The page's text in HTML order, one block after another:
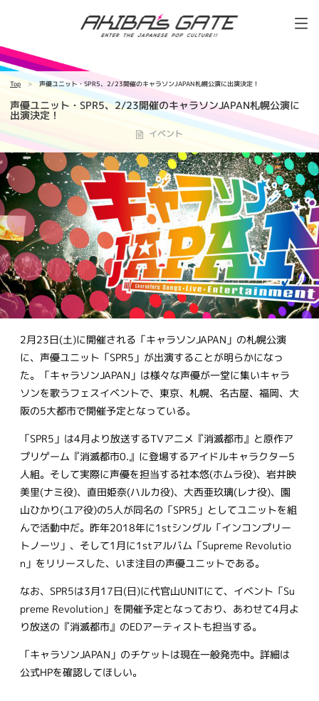
Top 声優ユニット・SPR5、2/23開催のキャラソンJAPAN札幌公演に出演決定！
声優ユニット・SPR5、2/23開催のキャラソンJAPAN札幌公演に
出演決定！
イベント
2月23日(土)に開催される「キャラソンJAPAN」の札幌公演
に、声優ユニット「SPR5」が出演することが明らかになっ
た。「キャラソンJAPAN」は様々な声優が一堂に集いキャラ
ソンを歌うフェスイベントで、東京、札幌、名古屋、福岡、大
阪の5大都市で開催予定となっている。
「SPR5」は4月より放送するTVアニメ『消滅都市』と原作ア
プリゲーム『消滅都市0.』に登場するアイドルキャラクター5
人組。そして実際に声優を担当する社本悠(ホムラ役)、岩井映
美里(ナミ役)、直田姫奈(ハルカ役)、大西亜玖璃(レナ役)、園
山ひかり(ユア役)の5人が同名の「SPR5」としてユニットを組
んで活動中だ。昨年2018年に1stシングル「インコンプリー
トノーツ」、そして1月に1stアルバム「Supreme Revolutio
n」をリリースした、いま注目の声優ユニットである。
なお、SPR5は3月17日(日)に代官山UNITにて、イベント「Su
preme Revolution」を開催予定となっており、あわせて4月よ
り放送の『消滅都市』のEDアーティストも担当する。
「キャラソンJAPAN」のチケットは現在一般発売中。詳細は
公式HPを確認してほしい。